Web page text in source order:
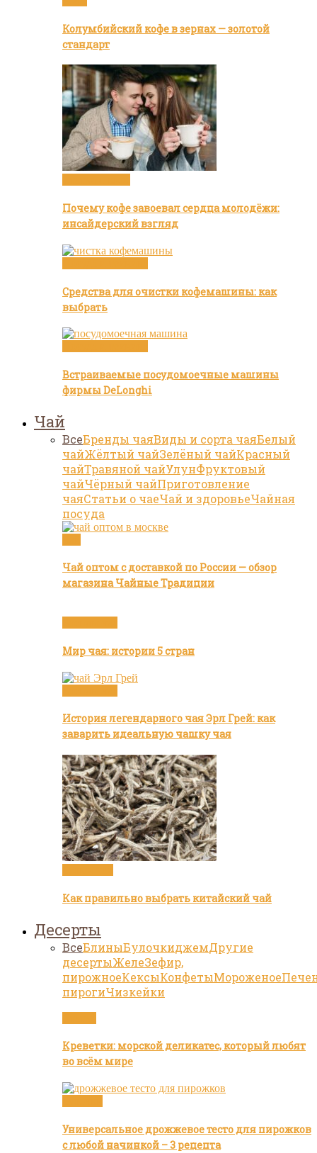
Колумбийский кофе в зернах — золотой
стандарт
Почему кофе завоевал сердца молодёжи:
инсайдерский взгляд
Средства для очистки кофемашины: как
выбрать
Встраиваемые посудомоечные машины
фирмы DeLonghi
Чай
ВсеБренды чаяВиды и сорта чаяБелый
чайЖёлтый чайЗелёный чайКрасный
чайТравяной чайУлунФруктовый
чайЧёрный чайПриготовление
чаяСтатьи о чаеЧай и здоровьеЧайная
посуда
Чай оптом с доставкой по России — обзор
магазина Чайные Традиции
Мир чая: истории 5 стран
История легендарного чая Эрл Грей: как
заварить идеальную чашку чая
Как правильно выбрать китайский чай
Десерты
ВсеБлиныБулочкиджемДругие
десертыЖелеЗефир,
пирожноеКексыКонфетыМороженое
пирогиЧизкейки
Креветки: морской деликатес, который любят
во всём мире
Универсальное дрожжевое тесто для пирожков
с любой начинкой – 3 рецепта